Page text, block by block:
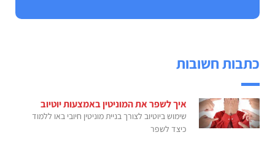
כתבות חשובות
איך לשפר את המוניטין באמצעות יוטיוב
שימוש ביוטיוב לצורך בניית מוניטין חיובי באו ללמוד
כיצד לשפר